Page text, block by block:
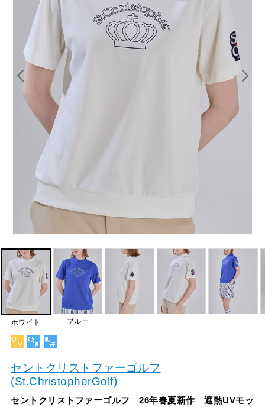
ホワイト ブルー
セントクリストファーゴルフ
(St.ChristopherGolf)
セントクリストファーゴルフ 26年春夏新作 遮熱UVモッ